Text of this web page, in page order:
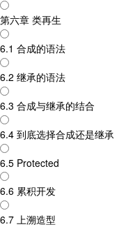
第六章 类再生
6.1 合成的语法
6.2 继承的语法
6.3 合成与继承的结合
6.4 到底选择合成还是继承
6.5 Protected
6.6 累积开发
6.7 上溯造型